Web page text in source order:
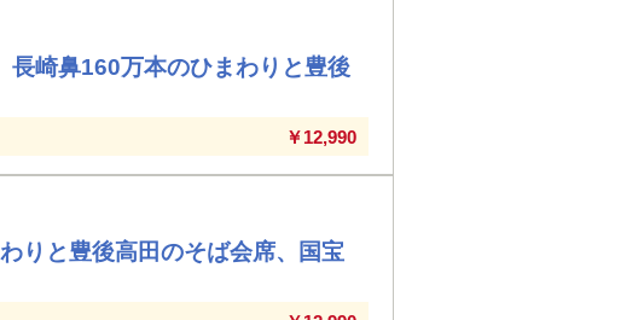
長崎鼻160万本のひまわりと豊後
￥12,990
りと豊後高田のそば会席、国宝